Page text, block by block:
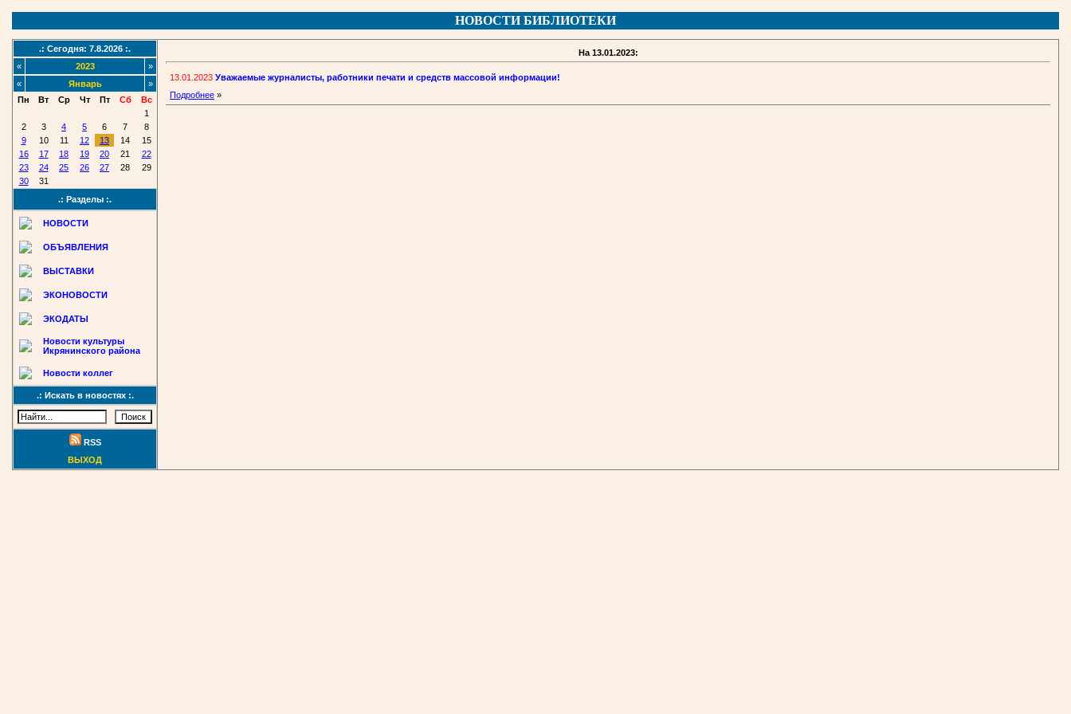
НОВОСТИ БИБЛИОТЕКИ
.: Сегодня: 7.8.2026 :.
«
2023
»
«
Январь
»
Пн
Вт Ср Чт Пт Сб
Вс
1
2
3 4 5 6 7
8
9
10 11 12 13 14
15
16
17 18 19 20 21
22
23
24 25 26 27 28
29
30
31
.: Разделы :.
НОВОСТИ
ОБЪЯВЛЕНИЯ
ВЫСТАВКИ
ЭКОНОВОСТИ
ЭКОДАТЫ
Новости культуры
Икрянинского района
Новости коллег
.: Искать в новостях :.
RSS
ВЫХОД
На 13.01.2023:
13.01.2023 Уважаемые журналисты, работники печати и средств массовой информации!
Подробнее »